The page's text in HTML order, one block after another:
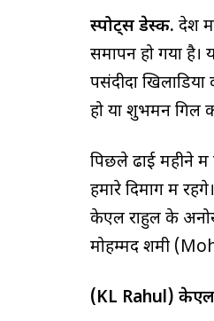
स्पोर्ट्स डेस्क. देश
समापन हो गया
पसंदीदा
हो या शुभमन गिल
पिछले ढाई महीने
हमारे दिमाग में
केएल राहुल के
मोहम्मद शमी
(KL Rahul) केएल